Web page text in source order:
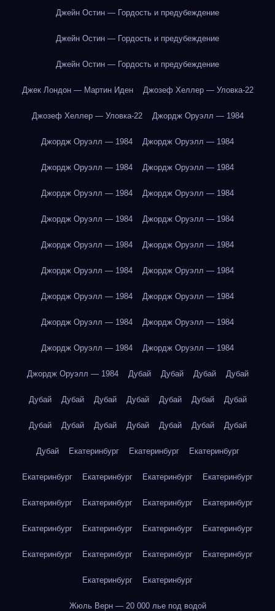
Джейн Остин — Гордость и предубеждение
Джейн Остин — Гордость и предубеждение
Джейн Остин — Гордость и предубеждение
Джек Лондон — Мартин Иден Джозеф Хеллер — Уловка-22
Джозеф Хеллер — Уловка-22 Джордж Оруэлл — 1984
Джордж Оруэлл — 1984 Джордж Оруэлл — 1984
Джордж Оруэлл — 1984 Джордж Оруэлл — 1984
Джордж Оруэлл — 1984 Джордж Оруэлл — 1984
Джордж Оруэлл — 1984 Джордж Оруэлл — 1984
Джордж Оруэлл — 1984 Джордж Оруэлл — 1984
Джордж Оруэлл — 1984 Джордж Оруэлл — 1984
Джордж Оруэлл — 1984 Джордж Оруэлл — 1984
Джордж Оруэлл — 1984 Джордж Оруэлл — 1984
Джордж Оруэлл — 1984 Джордж Оруэлл — 1984
Джордж Оруэлл — 1984 Дубай Дубай Дубай Дубай
Дубай Дубай Дубай Дубай Дубай Дубай Дубай
Дубай Дубай Дубай Дубай Дубай Дубай Дубай
Дубай Екатеринбург Екатеринбург Екатеринбург
Екатеринбург Екатеринбург Екатеринбург Екатеринбург
Екатеринбург Екатеринбург Екатеринбург Екатеринбург
Екатеринбург Екатеринбург Екатеринбург Екатеринбург
Екатеринбург Екатеринбург Екатеринбург Екатеринбург
Екатеринбург Екатеринбург
Жюль Верн — 20 000 лье под водой